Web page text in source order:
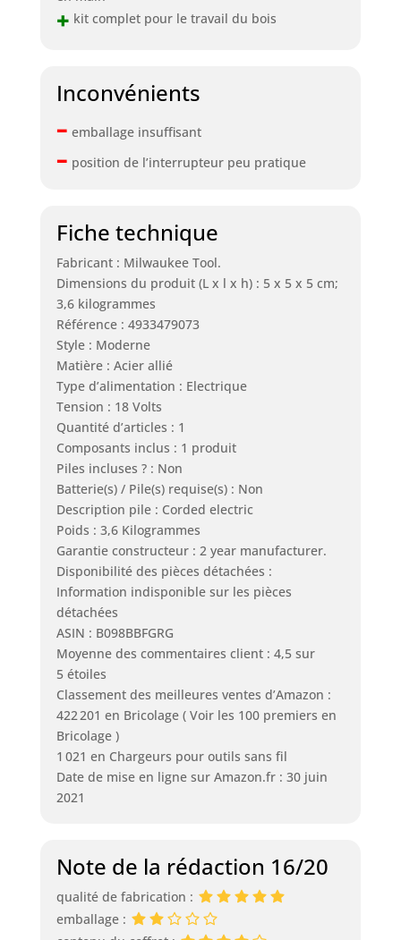
+ kit complet pour le travail du bois
Inconvénients
– emballage insuffisant
– position de l’interrupteur peu pratique
Fiche technique
Fabricant : Milwaukee Tool.
Dimensions du produit (L x l x h) : 5 x 5 x 5 cm;
3,6 kilogrammes
Référence : 4933479073
Style : Moderne
Matière : Acier allié
Type d’alimentation : Electrique
Tension : 18 Volts
Quantité d’articles : 1
Composants inclus : 1 produit
Piles incluses ? : Non
Batterie(s) / Pile(s) requise(s) : Non
Description pile : Corded electric
Poids : 3,6 Kilogrammes
Garantie constructeur : 2 year manufacturer.
Disponibilité des pièces détachées :
Information indisponible sur les pièces
détachées
ASIN : B098BBFGRG
Moyenne des commentaires client : 4,5 sur
5 étoiles
Classement des meilleures ventes d’Amazon :
422 201 en Bricolage ( Voir les 100 premiers en
Bricolage )
1 021 en Chargeurs pour outils sans fil
Date de mise en ligne sur Amazon.fr : 30 juin
2021
Note de la rédaction 16/20
qualité de fabrication :
emballage :